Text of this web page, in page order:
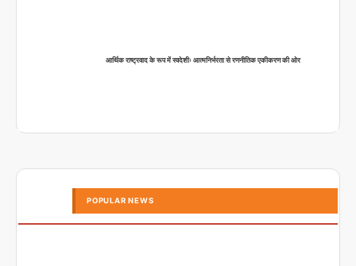
आर्थिक राष्ट्रवाद के रूप में स्वदेशीः आत्मनिर्भरता से रणनीतिक एकीकरण की ओर
POPULAR NEWS